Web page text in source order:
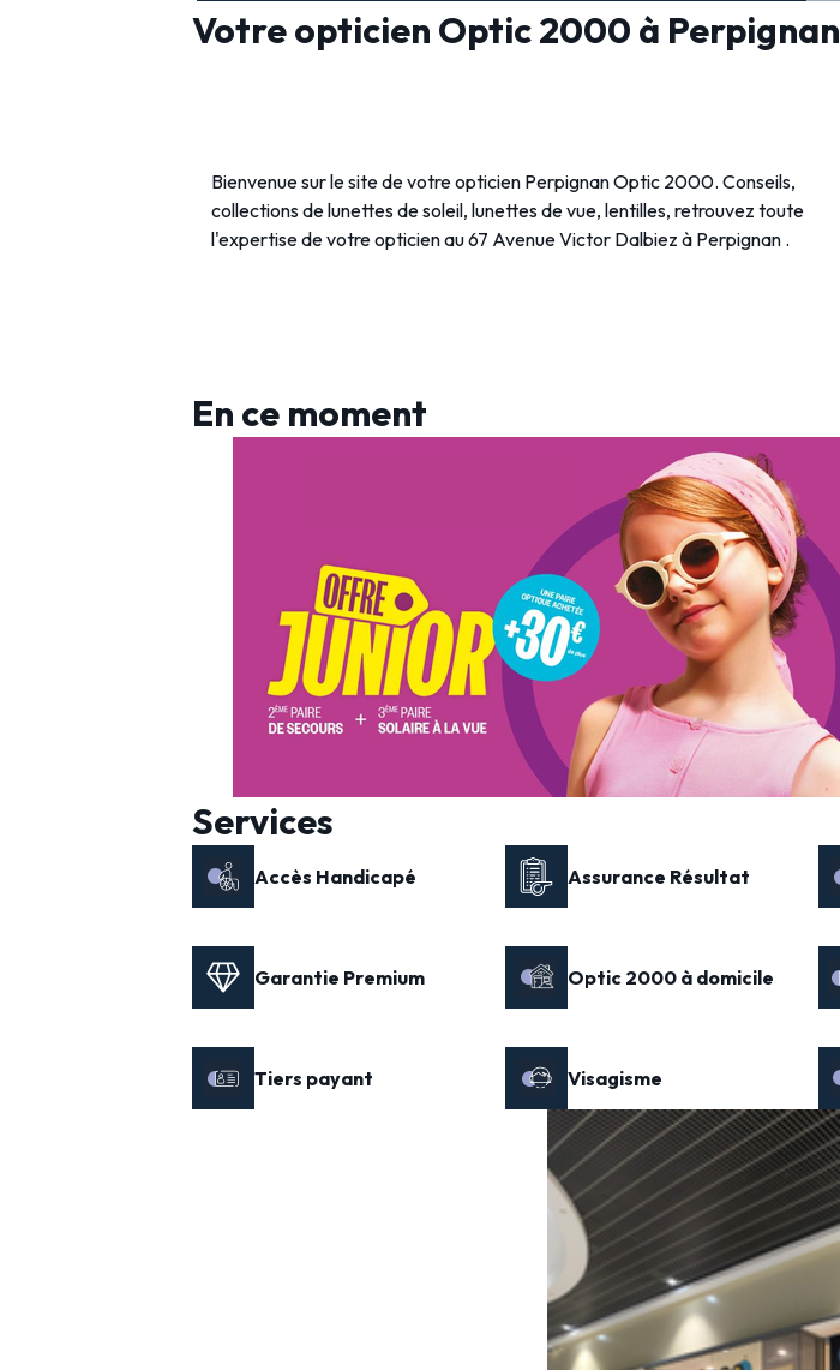
Votre opticien Optic 2000 à Perpignan
Bienvenue sur le site de votre opticien Perpignan Optic 2000. Conseils,
collections de lunettes de soleil, lunettes de vue, lentilles, retrouvez toute
l'expertise de votre opticien au 67 Avenue Victor Dalbiez à Perpignan .
En ce moment
Services
Accès Handicapé Assurance Résultat
Garantie Premium Optic 2000 à domicile
Tiers payant Visagisme